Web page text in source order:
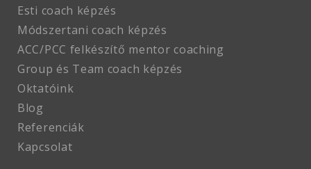
Esti coach képzés
Módszertani coach képzés
ACC/PCC felkészítő mentor coaching
Group és Team coach képzés
Oktatóink
Blog
Referenciák
Kapcsolat